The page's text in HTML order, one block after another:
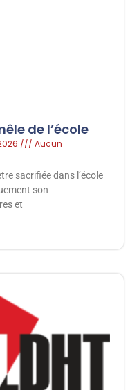
de l’école
Aucun
sacrifiée dans l’école
son
et